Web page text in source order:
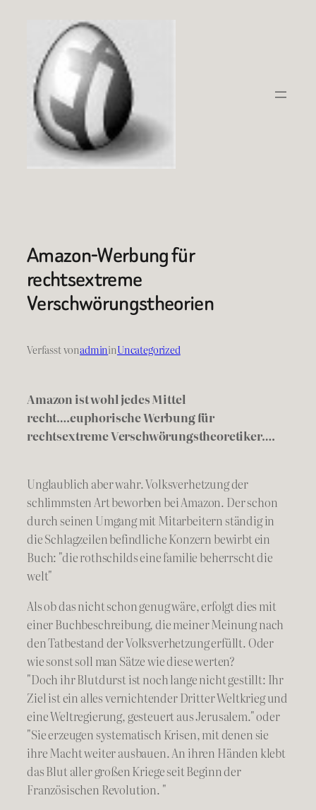
springen
Amazon-Werbung für
rechtsextreme
Verschwörungstheorien
Verfasst vonadmininUncategorized
Amazon ist wohl jedes Mittel
recht….euphorische Werbung für
rechtsextreme Verschwörungstheoretiker….
Unglaublich aber wahr. Volksverhetzung der
schlimmsten Art beworben bei Amazon. Der schon
durch seinen Umgang mit Mitarbeitern ständig in
die Schlagzeilen befindliche Konzern bewirbt ein
Buch: "die rothschilds eine familie beherrscht die
welt"
Als ob das nicht schon genug wäre, erfolgt dies mit
einer Buchbeschreibung, die meiner Meinung nach
den Tatbestand der Volksverhetzung erfüllt. Oder
wie sonst soll man Sätze wie diese werten?
"Doch ihr Blutdurst ist noch lange nicht gestillt: Ihr
Ziel ist ein alles vernichtender Dritter Weltkrieg und
eine Weltregierung, gesteuert aus Jerusalem." oder
"Sie erzeugen systematisch Krisen, mit denen sie
ihre Macht weiter ausbauen. An ihren Händen klebt
das Blut aller großen Kriege seit Beginn der
Französischen Revolution. "